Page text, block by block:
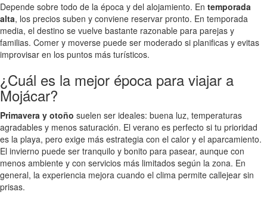
Depende sobre todo de la época y del alojamiento. En temporada
alta, los precios suben y conviene reservar pronto. En temporada
media, el destino se vuelve bastante razonable para parejas y
familias. Comer y moverse puede ser moderado si planificas y evitas
improvisar en los puntos más turísticos.
¿Cuál es la mejor época para viajar a
Mojácar?
Primavera y otoño suelen ser ideales: buena luz, temperaturas
agradables y menos saturación. El verano es perfecto si tu prioridad
es la playa, pero exige más estrategia con el calor y el aparcamiento.
El invierno puede ser tranquilo y bonito para pasear, aunque con
menos ambiente y con servicios más limitados según la zona. En
general, la experiencia mejora cuando el clima permite callejear sin
prisas.